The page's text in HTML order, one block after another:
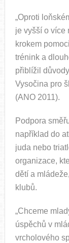
„Oproti
je vyšší o více
krokem
trénink a
přiblížil
Vysočina pro
(ANO 2011).
Podpora
například do
juda nebo
organizace,
dětí a
klubů.
„Chceme
úspěchů v
vrcholového